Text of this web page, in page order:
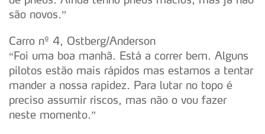
são novos.”
Carro nº 4, Ostberg/Anderson
“Foi uma boa manhã. Está a correr bem. Alguns
pilotos estão mais rápidos mas estamos a tentar
mander a nossa rapidez. Para lutar no topo é
preciso assumir riscos, mas não o vou fazer
neste momento.”